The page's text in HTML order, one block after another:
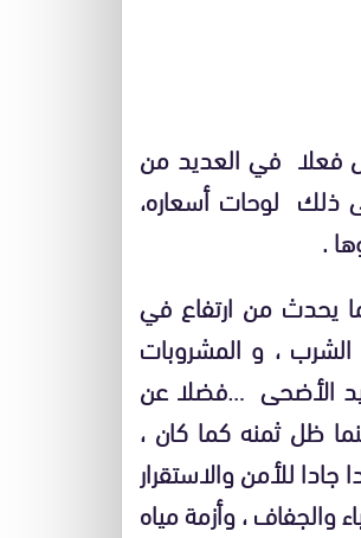
فعلا في العديد من
ذلك لوحات أسعاره،
.
يحدث من ارتفاع في
، و المشروبات
عيد الأضحى …فضلا عن
ظل ثمنه كما كان ،
للأمن والاستقرار
، وأزمة مياه